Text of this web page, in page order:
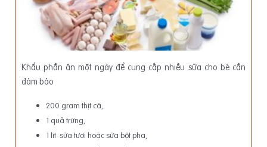
Khẩu phần ăn một ngày để cung cấp nhiều sữa cho bé cần
đảm bảo
200 gram thịt cá,
1 quả trứng,
1 lít sữa tươi hoặc sữa bột pha,